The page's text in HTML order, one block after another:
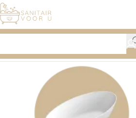
voor “Badmeubel”